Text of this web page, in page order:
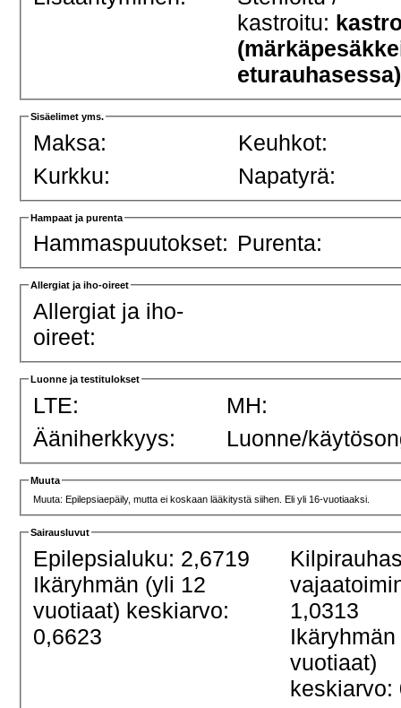
kastroitu:
eturauhasessa)
Sisäelimet yms.
Maksa:
Keuhkot:
Kurkku:
Napatyrä:
Hampaat ja purenta
Hammaspuutokset: Purenta:
Allergiat ja iho-oireet
Allergiat ja iho-
oireet:
Luonne ja testitulokset
LTE:
MH:
Ääniherkkyys:
Luonne/
Muuta
Muuta: Epilepsiaepäily, mutta ei koskaan lääkitystä siihen. Eli yli 16-vuotiaaksi.
Sairausluvut
Epilepsialuku: 2,6719
Ikäryhmän (yli 12
vuotiaat) keskiarvo:
0,6623
1,0313
vuotiaat)
keskiarvo: